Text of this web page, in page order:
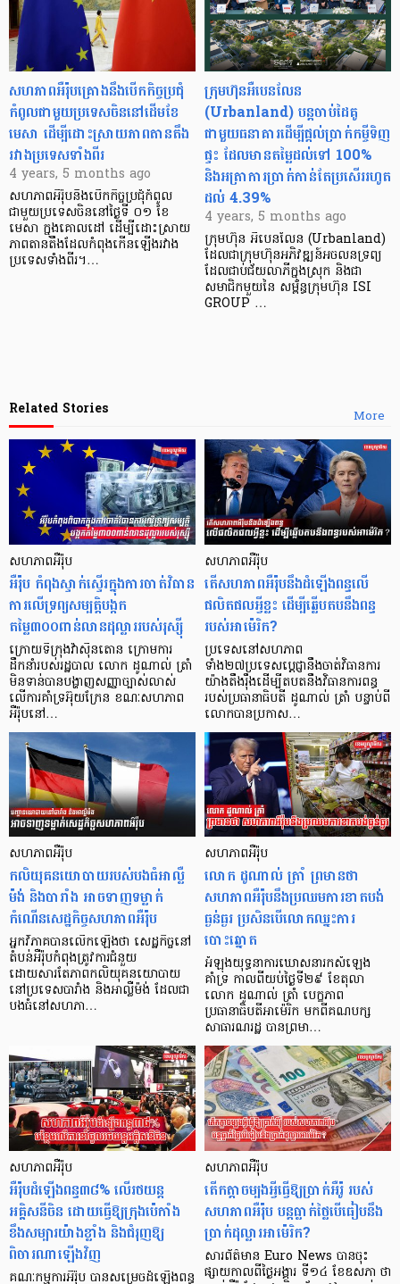
សហភាពអឺរ៉ុបគ្រោងនឹងបើកកិច្ចប្រជុំ
កំពូលជាមួយប្រទេសចិននៅដើមខែ
មេសា ដើម្បីដោះស្រាយភាពតានតឹង
រវាងប្រទេសទាំងពីរ
4 years, 5 months ago
សហភាពអឺរ៉ុបនឹងបើកកិច្ចប្រជុំកំពូល
ជាមួយប្រទេសចិននៅថ្ងៃទី ០១ ខែ
មេសា ក្នុងគោលដៅ ដើម្បីដោះស្រាយ
ភាពតានតឹងដែលកំពុងកើនឡើងរវាង
ប្រទេសទាំងពីរ។…
ក្រុមហ៊ុនអឺបេនលែន
(Urbanland) បន្តចាប់ដៃគូ
ជាមួយធនាគារដើម្បីផ្តល់ប្រាក់កម្ចីទិញ
ផ្ទះ ដែលមានតម្លៃដល់ទៅ 100%
និងអត្រាការប្រាក់កាន់តែប្រសើររហូត
ដល់ 4.39%
4 years, 5 months ago
ក្រុមហ៊ុន អឺបេនលែន (Urbanland)
ដែលជាក្រុមហ៊ុនអភិវឌ្ឍន៍អចលនទ្រព្យ
ដែលជាប់ជ័យលាភីក្នុងស្រុក និងជា
សមាជិកមួយនៃ សម្ព័ន្ធក្រុមហ៊ុន ISI
GROUP …
More
Related Stories
សហភាពអឺរ៉ុប
អឺរ៉ុប កំពុងស្ទាក់ស្ទើរក្នុងការចាត់វិធាន
ការលើទ្រព្យសម្បត្តិបង្កក
តម្លៃ៣០០ពាន់លានដុល្លាររបស់រុស្ស៊ី
ក្រោយទីក្រុងវ៉ាស៊ីនតោន ក្រោមការ
ដឹកនាំរបស់រដ្ឋបាល លោក ដូណាល់ ត្រាំ
មិនទាន់បានបង្ហាញសញ្ញាច្បាស់លាស់
លើការគាំទ្រអ៊ុយក្រែន ខណៈសហភាព
អឺរ៉ុបនៅ…
សហភាពអឺរ៉ុប
តើសហភាពអឺរ៉ុបនឹងដំឡើងពន្ធលើ
ផលិតផលអ្វីខ្លះ ដើម្បីឆ្លើបតបនឹងពន្ធ
របស់អាម៉េរិក?
ប្រទេសនៅសហភាព
ទាំង២៧ប្រទេសប្តេជ្ញានឹងចាត់វិធានការ
យ៉ាងតឹងរ៉ឹងដើម្បីតបតនឹងវិធានការពន្ធ
របស់ប្រធានាធិបតី ដូណាល់ ត្រាំ បន្ទាប់ពី
លោកបានប្រកាស…
សហភាពអឺរ៉ុប
កលិយុគនយោបាយរបស់បងធំអាល្លឺ
ម៉ង់ និងបារាំង អាចទាញទម្លាក់
កំណើនសេដ្ឋកិច្ចសហភាពអឺរ៉ុប
អ្នកវិភាគបានលើកឡើងថា សេដ្ឋកិច្ចនៅ
តំបន់អឺរ៉ុបកំពុងត្រូវការជំនួយ
ដោយសារតែភាពកលិយុគនយោបាយ
នៅប្រទេសបារាំង និងអាល្លឺម៉ង់ ដែលជា
បងធំនៅសហភា…
សហភាពអឺរ៉ុប
លោក ដូណាល់ ត្រាំ ព្រមានថា
សហភាពអឺរ៉ុបនឹងប្រឈមការខាតបង់
ធ្ងន់ធ្ងរ ប្រសិនបើលោកឈ្នះការ
បោះឆ្នោត
អំឡុងយុទ្ធនាការឃោសនារកសំឡេង
គាំទ្រ កាលពីយប់ថ្ងៃទី២៩ ខែតុលា
លោក ដូណាល់ ត្រាំ បេក្ខភាព
ប្រធានាធិបតីអាម៉េរិក មកពីគណបក្ស
សាធារណរដ្ឋ បានព្រមា…
សហភាពអឺរ៉ុប
អឺរ៉ុបដំឡើងពន្ធ៣៨% លើរថយន្ត
អគ្គិសនីចិន ដោយធ្វើឱ្យក្រុងប៉េកាំង
ខឹងសម្បារយ៉ាងខ្លាំង និងជំរុញឱ្យ
ពិចារណាឡើងវិញ
គណៈកម្មការអឺរ៉ុប បានសម្រេចដំឡើងពន្ធ
សហភាពអឺរ៉ុប
តើកត្តាចម្បងអ្វីធ្វើឱ្យប្រាក់អឺរ៉ូ របស់
សហភាពអឺរ៉ុប បន្តធ្លាក់ថ្លៃបើធៀបនឹង
ប្រាក់ដុល្លារអាម៉េរិក?
សារព័ត៌មាន Euro News បានចុះ
ផ្សាយកាលពីថ្ងៃអង្គារ ទី១៤ ខែឧសភា ថា